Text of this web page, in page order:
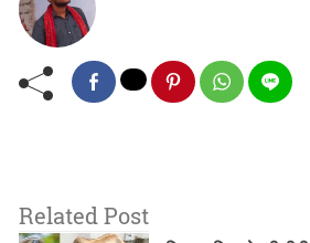
Related Post